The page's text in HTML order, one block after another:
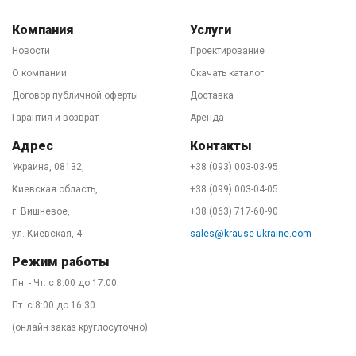
лет мы обеспечиваем бесперебойность поставок
лестниц и стремянок KRAUSE в Украину. Купить
продукцию Вы можете на нашем центральном складе
в Киеве или заказать через интернет-магазин на этом
сайте с доставкой по всей стране. 90% заказов мы
перевозчиком. День-два и лестница у Вас. Звоните!
Наши специалисты подскажут в выборе оптимального
оборудования, расскажут о вариантах доставки и
предоставят официальную гарантию на товар. Купить
KRAUSE - легко!
Компания
Новости
О компании
Договор публичной оферты
Гарантия и возврат
Услуги
Проектирование
Скачать каталог
Доставка
Аренда
Адрес
Украина, 08132,
Киевская область,
г. Вишневое,
ул. Киевская, 4
Контакты
+38 (093) 003-03-95
+38 (099) 003-04-05
+38 (063) 717-60-90
sales@krause-ukraine.com
Режим работы
Пн. - Чт. с 8:00 до 17:00
Пт. с 8:00 до 16:30
(онлайн заказ круглосуточно)